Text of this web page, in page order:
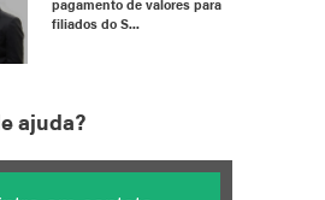
filiados do S...
ajuda?